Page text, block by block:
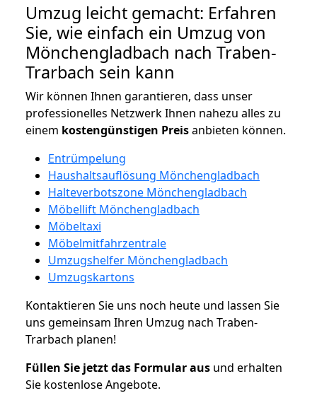
Umzug leicht gemacht: Erfahren
Sie, wie einfach ein Umzug von
Mönchengladbach nach Traben-
Trarbach sein kann
Wir können Ihnen garantieren, dass unser
professionelles Netzwerk Ihnen nahezu alles zu
einem kostengünstigen Preisanbieten können.
Entrümpelung
Haushaltsauflösung Mönchengladbach
Halteverbotszone Mönchengladbach
Möbellift Mönchengladbach
Möbeltaxi
Möbelmitfahrzentrale
Umzugshelfer Mönchengladbach
Umzugskartons
Kontaktieren Sie uns noch heute und lassen Sie
uns gemeinsam Ihren Umzug nach Traben-
Trarbach planen!
Füllen Sie jetzt das Formular aus und erhalten
Sie kostenlose Angebote.